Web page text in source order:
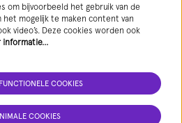
NIEUWSBRIEF
om bijvoorbeeld het gebruik van de
mogelijk te maken content van
video’s. Deze cookies worden ook
informatie…
COOKIES
COOKIES